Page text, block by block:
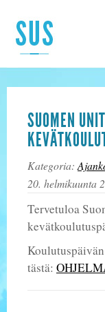
SUOMEN
Kategoria:
20. helmikuunta
Tervetuloa
tästä: